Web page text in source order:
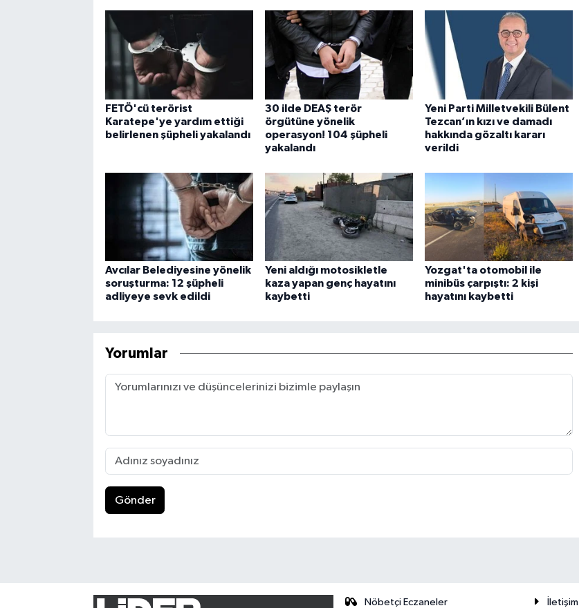
FETÖ'cü terörist
Karatepe'ye yardım ettiği
belirlenen şüpheli yakalandı
30 ilde DEAŞ terör
örgütüne yönelik
operasyon! 104 şüpheli
yakalandı
Yeni Parti Milletvekili Bülent
Tezcan’ın kızı ve damadı
hakkında gözaltı kararı
verildi
Avcılar Belediyesine yönelik
soruşturma: 12 şüpheli
adliyeye sevk edildi
Yeni aldığı motosikletle
kaza yapan genç hayatını
kaybetti
Yozgat'ta otomobil ile
minibüs çarpıştı: 2 kişi
hayatını kaybetti
Yorumlar
Gönder
Nöbetçi Eczaneler
İletişim